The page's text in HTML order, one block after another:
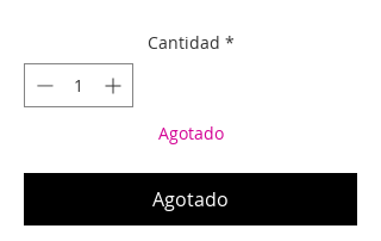
Cantidad *
Agotado
Agotado